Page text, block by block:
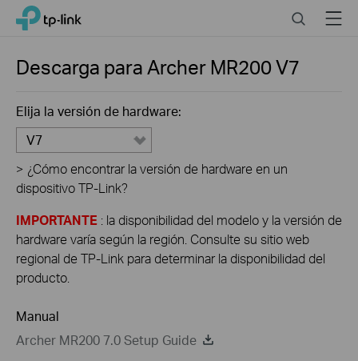
Click
navigation
TP-Link, Reliably Smart SearchMenu
Descarga paraArcher MR200V7
Elija la versión de hardware:
V7
> ¿Cómo encontrar la versión de hardware en un
dispositivo TP-Link?
IMPORTANTE : la disponibilidad del modelo y la versión de
hardware varía según la región. Consulte su sitio web
regional de TP-Link para determinar la disponibilidad del
producto.
Manual
Archer MR200 7.0 Setup Guide